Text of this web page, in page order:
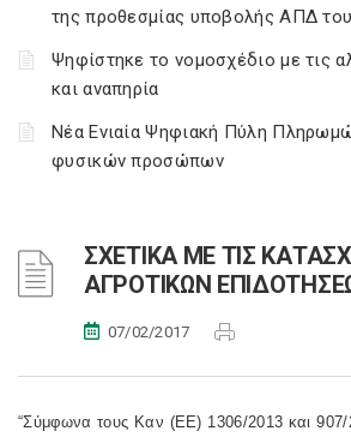
της προθεσμίας υποβολής ΑΠΔ
Ψηφίστηκε το νομοσχέδιο με τις
και αναπηρία
Νέα Ενιαία Ψηφιακή Πύλη
φυσικών προσώπων
ΣΧΕΤΙΚΑ ΜΕ ΤΙΣ
ΑΓΡΟΤΙΚΩΝ
07/02/2017
“Σύμφωνα τους Καν (ΕΕ) 1306/2013 και